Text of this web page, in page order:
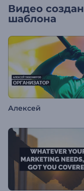
Видео
шаблона
Алексей